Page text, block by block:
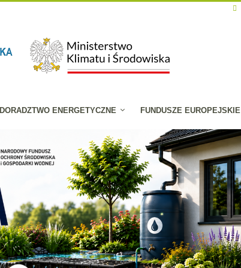
DORADZTWO ENERGETYCZNE FUNDUSZE EUROPEJSKIE